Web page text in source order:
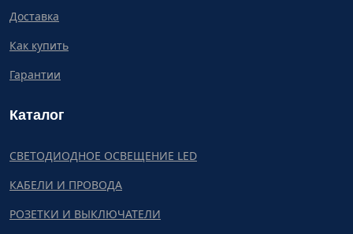
Доставка
Как купить
Гарантии
Каталог
СВЕТОДИОДНОЕ ОСВЕЩЕНИЕ LED
КАБЕЛИ И ПРОВОДА
РОЗЕТКИ И ВЫКЛЮЧАТЕЛИ